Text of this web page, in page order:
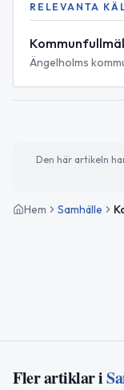
RELEVANTA
Ängelholms
Den här artikeln
Hem Samhälle
Fler artiklar i